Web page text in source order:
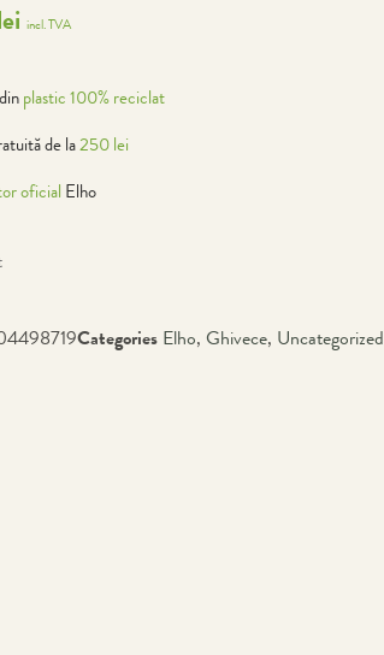
incl. TVA
plastic 100% reciclat
de la250 lei
oficial Elho
Categories Elho, Ghivece, Uncategorized